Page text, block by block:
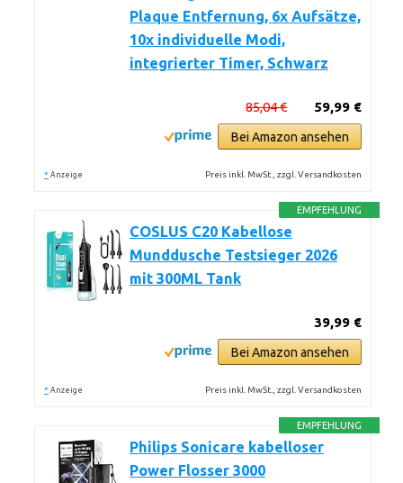
Plaque Entfernung, 6x Aufsätze,
10x individuelle Modi,
integrierter Timer, Schwarz
59,99 €
85,04 €
Bei Amazon ansehen
* Anzeige Preis inkl. MwSt., zzgl. Versandkosten
EMPFEHLUNG
COSLUS C20 Kabellose
Munddusche Testsieger 2026
mit 300ML Tank
39,99 €
Bei Amazon ansehen
* Anzeige Preis inkl. MwSt., zzgl. Versandkosten
EMPFEHLUNG
Philips Sonicare kabelloser
Power Flosser 3000